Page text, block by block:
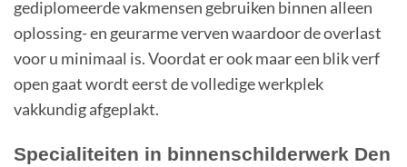
gediplomeerde vakmensen gebruiken binnen alleen
oplossing- en geurarme verven waardoor de overlast
voor u minimaal is. Voordat er ook maar een blik verf
open gaat wordt eerst de volledige werkplek
vakkundig afgeplakt.
Specialiteiten in binnenschilderwerk Den